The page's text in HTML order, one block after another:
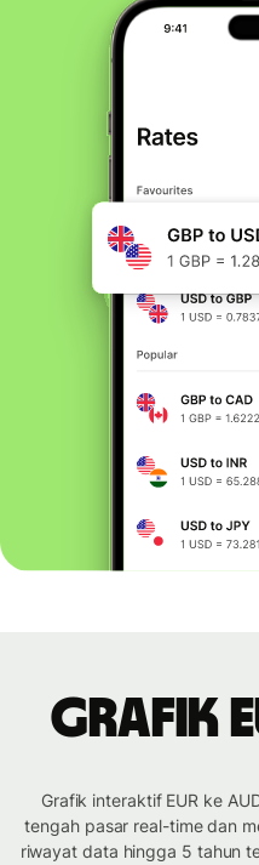
Grafik
Grafik interaktif EUR ke
tengah pasar real-time dan
riwayat data hingga 5 tahun